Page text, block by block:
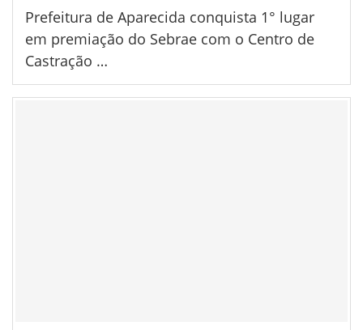
Prefeitura de Aparecida conquista 1° lugar
em premiação do Sebrae com o Centro de
Castração …